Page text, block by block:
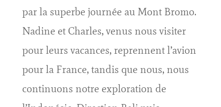
par la superbe journée au Mont Bromo.
Nadine et Charles, venus nous visiter
pour leurs vacances, reprennent l’avion
pour la France, tandis que nous, nous
continuons notre exploration de